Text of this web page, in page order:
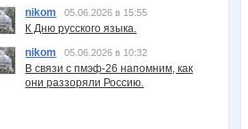
nikom
05.06.2026 в 15:55
К Дню русского языка.
nikom
05.06.2026 в 10:32
В связи с пмэф-26 напомним, как
они раззоряли Россию.